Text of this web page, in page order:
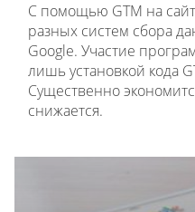
С помощью GTM на
разных систем сбора
Google. Участие
лишь установкой кода
Существенно
снижается.